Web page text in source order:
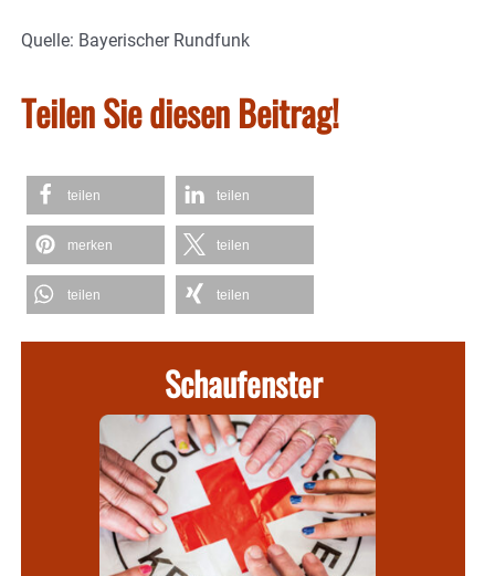
Quelle: Bayerischer Rundfunk
Teilen Sie diesen Beitrag!
teilen teilen
merken teilen
teilen teilen
Schaufenster